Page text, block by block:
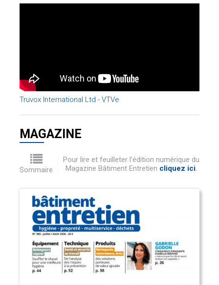
Truvox International Ltd - VTVe
MAGAZINE
Sommaire
Pour lire et feuilleter l'édition numérique du
Magazine Bâtiment Entretien cliquez ici.